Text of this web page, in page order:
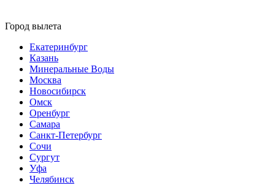
Город вылета
Екатеринбург
Казань
Минеральные Воды
Москва
Новосибирск
Омск
Оренбург
Самара
Санкт-Петербург
Сочи
Сургут
Уфа
Челябинск